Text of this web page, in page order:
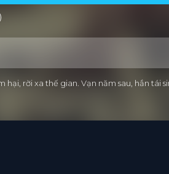
rời xa thế gian. Vạn năm sau, hắn